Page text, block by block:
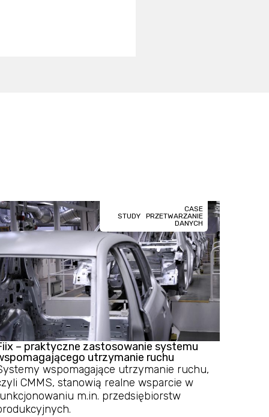
– praktyczne zastosowanie systemu
utrzymanie ruchu
CASE
STUDY
PRZETWARZANIE
DANYCH
wspomagające utrzymanie ruchu,
CMMS, stanowią realne wsparcie w
m.in. przedsiębiorstw